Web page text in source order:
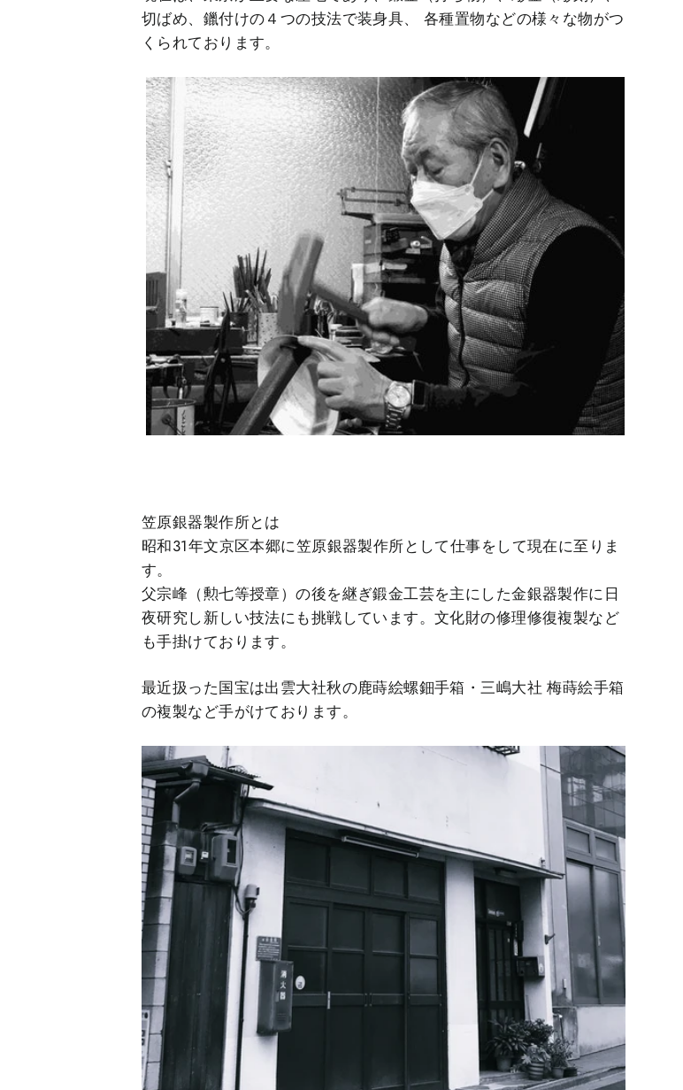
切ばめ、鑞付けの４つの技法で装身具、 各種置物などの様々な物がつ
くられております。
笠原銀器製作所とは
昭和31年文京区本郷に笠原銀器製作所として仕事をして現在に至りま
す。
父宗峰（勲七等授章）の後を継ぎ鍛金工芸を主にした金銀器製作に日
夜研究し新しい技法にも挑戦しています。文化財の修理修復複製など
も手掛けております。
最近扱った国宝は出雲大社秋の鹿蒔絵螺鈿手箱・三嶋大社 梅蒔絵手箱
の複製など手がけております。